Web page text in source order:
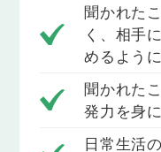
行います。
Lesson 6
食事の準備
「食事の準
学習し、そ
行います。
聞かれた
く、相手
めるよう
聞かれた
発力を身
日常生活